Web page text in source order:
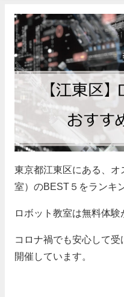
東京都江東区にある、
室）のBEST５をランキ
ロボット教室は無料体験
コロナ禍でも安心して受
開催しています。